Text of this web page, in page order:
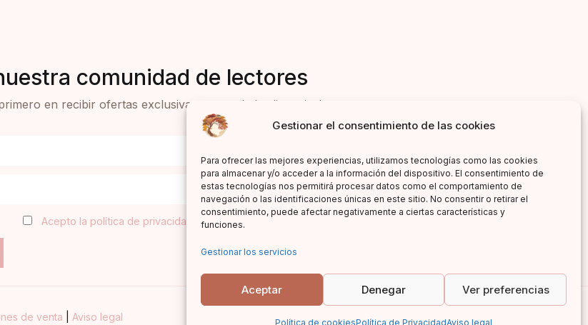
Gestionar el consentimiento de las cookies
Para ofrecer las mejores experiencias, utilizamos tecnologías como las cookies
para almacenar y/o acceder a la información del dispositivo. El consentimiento de
estas tecnologías nos permitirá procesar datos como el comportamiento de
navegación o las identificaciones únicas en este sitio. No consentir o retirar el
consentimiento, puede afectar negativamente a ciertas características y
funciones.
Gestionar los servicios
Aceptar Denegar Ver preferencias
Política de cookiesPolítica de PrivacidadAviso legal
comunidad de lectores
en recibir ofertas exclusivas y novedades literarias!
Acepto la política de privacidad
de venta Aviso legal